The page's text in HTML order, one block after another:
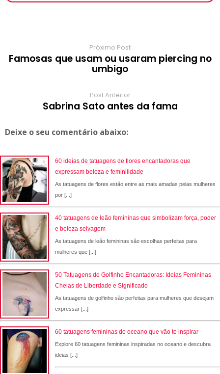
k p s r m
Próximo Post
Famosas que usam ou usaram piercing no
umbigo
Post Anterior
Sabrina Sato antes da fama
Deixe o seu comentário abaixo:
60 ideias de tatuagens de flores encantadoras que
expressam beleza e feminilidade
As tatuagens de flores estão entre as mais amadas pelas mulheres
por [...]
40 tatuagens de leão femininas que simbolizam força, poder
e beleza selvagem
As tatuagens de leão femininas são escolhas perfeitas para
mulheres que [...]
50 Tatuagens de Golfinho Encantadoras: Ideias Femininas
Cheias de Liberdade e Significado
As tatuagens de golfinho são perfeitas para mulheres que desejam
expressar [...]
60 tatuagens femininas do oceano que vão te inspirar
Explore 60 tatuagens femininas inspiradas no oceano e descubra
ideias [...]